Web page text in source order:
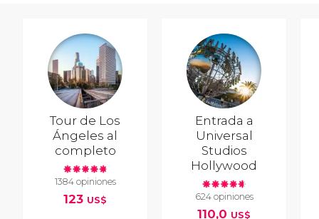
Tour de Los
Ángeles al
completo
1384 opiniones
123 US$
Entrada a
Universal
Studios
Hollywood
624 opiniones
110,0 US$